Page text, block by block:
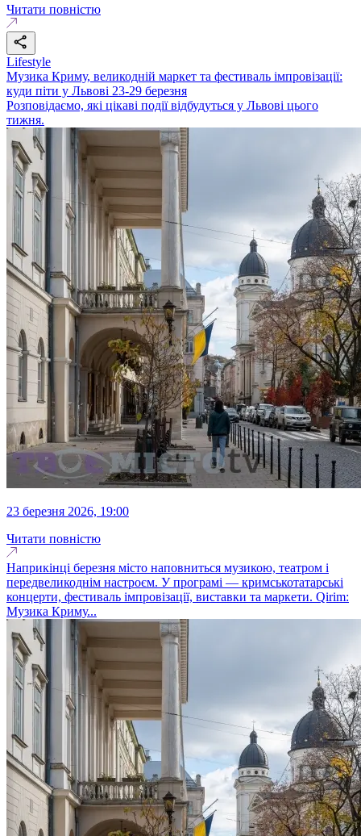
Читати повністю
Lifestyle
Музика Криму, великодній маркет та фестиваль імпровізації:
куди піти у Львові 23-29 березня
Розповідаємо, які цікаві події відбудуться у Львові цього
тижня.
23 березня 2026, 19:00
Читати повністю
Наприкінці березня місто наповниться музикою, театром і
передвеликоднім настроєм. У програмі — кримськотатарські
концерти, фестиваль імпровізації, виставки та маркети. Qirim:
Музика Криму...